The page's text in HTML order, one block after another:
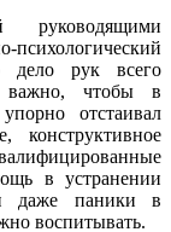
психологический
дело рук всего
важно, чтобы в
отстаивал
конструктивное
в устранении
и даже паники в
воспитывать.